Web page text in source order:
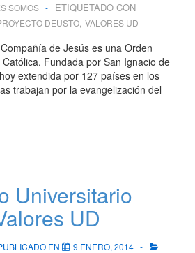
SOMOS ETIQUETADO CON
DEUSTO, VALORES UD
de Jesús es una Orden
Fundada por San Ignacio de
extendida por 127 países en los
trabajan por la evangelización del
Universitario
UD
EN
9 ENERO, 2014